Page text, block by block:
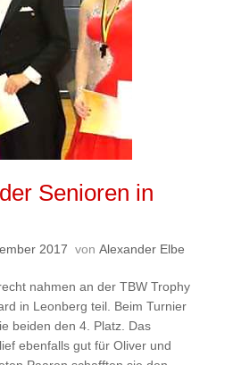
Senioren in
2017 von Alexander Elbe
nahmen an der TBW Trophy
in Leonberg teil. Beim Turnier
beiden den 4. Platz. Das
ebenfalls gut für Oliver und